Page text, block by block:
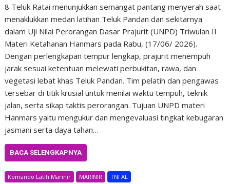
8 Teluk Ratai menunjukkan semangat pantang menyerah saat
menaklukkan medan latihan Teluk Pandan dan sekitarnya
dalam Uji Nilai Perorangan Dasar Prajurit (UNPD) Triwulan II
Materi Ketahanan Hanmars pada Rabu, (17/06/ 2026).
Dengan perlengkapan tempur lengkap, prajurit menempuh
jarak sesuai ketentuan melewati perbukitan, rawa, dan
vegetasi lebat khas Teluk Pandan. Tim pelatih dan pengawas
tersebar di titik krusial untuk menilai waktu tempuh, teknik
jalan, serta sikap taktis perorangan. Tujuan UNPD materi
Hanmars yaitu mengukur dan mengevaluasi tingkat kebugaran
jasmani serta daya tahan…
BACA SELENGKAPNYA
Komando Latih Marinir MARINIR TNI AL